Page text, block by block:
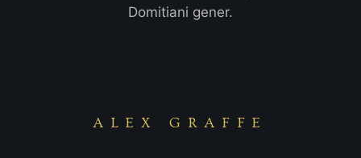
Domitiani gener.
ALEX GRAFFE